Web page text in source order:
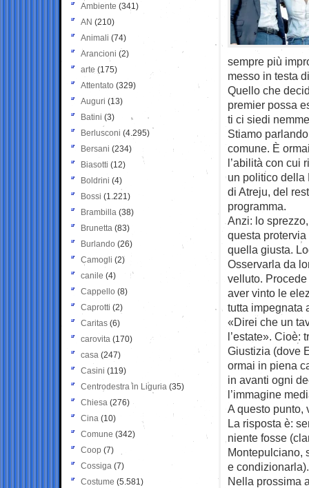
sempre più
messo in testa
Quello che
premier possa
ti ci siedi
Stiamo
comune. È
l’abilità con cui
un politico della
di Atreju, del
programma.
Anzi: lo
questa
quella giusta.
Osservarla da
velluto.
aver vinto le
tutta impegnata
«Direi che un
l’estate». Cioè:
Giustizia (dove
ormai in piena
in avanti ogni
l’immagine
A questo punto,
La risposta è:
niente fosse
Montepulciano,
e condizionarla).
Nella prossima
Ambiente (341)
AN (210)
Animali (74)
Arancioni (2)
arte (175)
Attentato (329)
Auguri (13)
Batini (3)
Berlusconi (4.295)
Bersani (234)
Biasotti (12)
Boldrini (4)
Bossi (1.221)
Brambilla (38)
Brunetta (83)
Burlando (26)
Camogli (2)
canile (4)
Cappello (8)
Caprotti (2)
Caritas (6)
carovita (170)
casa (247)
Casini (119)
Centrodestra in Liguria (35)
Chiesa (276)
Cina (10)
Comune (342)
Coop (7)
Cossiga (7)
Costume (5.581)